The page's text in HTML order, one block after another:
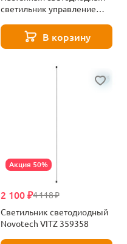
светильник управление
359311 черныйВ корзину
Акция 50%
4 118 ₽
2 100 ₽
Светильник светодиодный
Novotech VITZ 359358